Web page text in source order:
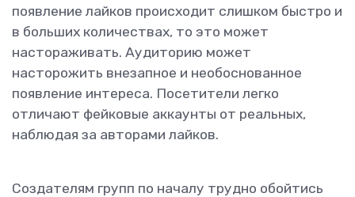
появление лайков происходит слишком быстро и
в больших количествах, то это может
настораживать. Аудиторию может
насторожить внезапное и необоснованное
появление интереса. Посетители легко
отличают фейковые аккаунты от реальных,
наблюдая за авторами лайков.
Создателям групп по началу трудно обойтись